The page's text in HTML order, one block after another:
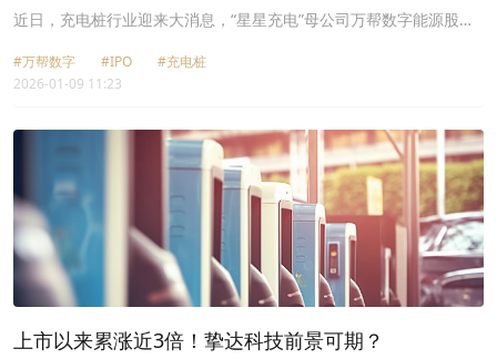
环，脚下有暗礁
近日，充电桩行业迎来大消息，“星星充电”母公司万帮数字能源股份
市征程。
#万帮数字 #IPO
#充电桩
2026-01-09 11:23
上市以来累涨近3倍！挚达科技前景可期？